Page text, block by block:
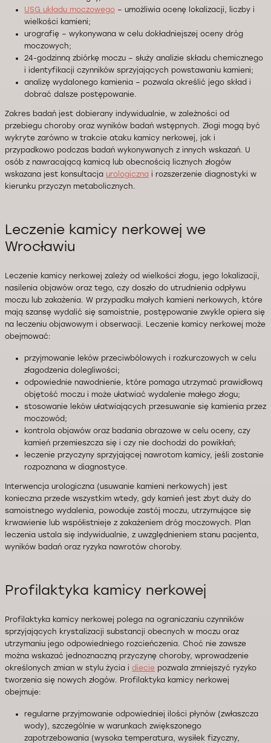
USG układu moczowego – umożliwia ocenę lokalizacji, liczby i
wielkości kamieni;
urografię – wykonywana w celu dokładniejszej oceny dróg
moczowych;
24-godzinną zbiórkę moczu – służy analizie składu chemicznego
i identyfikacji czynników sprzyjających powstawaniu kamieni;
analizę wydalonego kamienia – pozwala określić jego skład i
dobrać dalsze postępowanie.
Zakres badań jest dobierany indywidualnie, w zależności od
przebiegu choroby oraz wyników badań wstępnych. Złogi mogą być
wykryte zarówno w trakcie ataku kamicy nerkowej, jak i
przypadkowo podczas badań wykonywanych z innych wskazań. U
osób z nawracającą kamicą lub obecnością licznych złogów
wskazana jest konsultacja urologiczna i rozszerzenie diagnostyki w
kierunku przyczyn metabolicznych.
Leczenie kamicy nerkowej we
Wrocławiu
Leczenie kamicy nerkowej zależy od wielkości złogu, jego lokalizacji,
nasilenia objawów oraz tego, czy doszło do utrudnienia odpływu
moczu lub zakażenia. W przypadku małych kamieni nerkowych, które
mają szansę wydalić się samoistnie, postępowanie zwykle opiera się
na leczeniu objawowym i obserwacji. Leczenie kamicy nerkowej może
obejmować:
przyjmowanie leków przeciwbólowych i rozkurczowych w celu
złagodzenia dolegliwości;
odpowiednie nawodnienie, które pomaga utrzymać prawidłową
objętość moczu i może ułatwiać wydalenie małego złogu;
stosowanie leków ułatwiających przesuwanie się kamienia przez
moczowód;
kontrola objawów oraz badania obrazowe w celu oceny, czy
kamień przemieszcza się i czy nie dochodzi do powikłań;
leczenie przyczyny sprzyjającej nawrotom kamicy, jeśli zostanie
rozpoznana w diagnostyce.
Interwencja urologiczna (usuwanie kamieni nerkowych) jest
konieczna przede wszystkim wtedy, gdy kamień jest zbyt duży do
samoistnego wydalenia, powoduje zastój moczu, utrzymujące się
krwawienie lub współistnieje z zakażeniem dróg moczowych. Plan
leczenia ustala się indywidualnie, z uwzględnieniem stanu pacjenta,
wyników badań oraz ryzyka nawrotów choroby.
Profilaktyka kamicy nerkowej
Profilaktyka kamicy nerkowej polega na ograniczaniu czynników
sprzyjających krystalizacji substancji obecnych w moczu oraz
utrzymaniu jego odpowiedniego rozcieńczenia. Choć nie zawsze
można wskazać jednoznaczną przyczynę choroby, wprowadzenie
określonych zmian w stylu życia i diecie pozwala zmniejszyć ryzyko
tworzenia się nowych złogów. Profilaktyka kamicy nerkowej
obejmuje:
regularne przyjmowanie odpowiedniej ilości płynów (zwłaszcza
wody), szczególnie w warunkach zwiększonego
zapotrzebowania (wysoka temperatura, wysiłek fizyczny,